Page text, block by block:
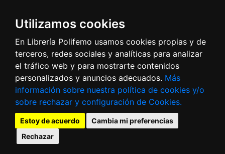
Utilizamos cookies
En Librería Polifemo usamos cookies propias y de
terceros, redes sociales y analíticas para analizar
el tráfico web y para mostrarte contenidos
personalizados y anuncios adecuados. Más
información sobre nuestra política de cookies y/o
sobre rechazar y configuración de Cookies.
Estoy de acuerdo
Cambia mi preferencias
Rechazar